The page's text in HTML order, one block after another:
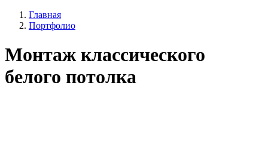
Главная
Портфолио
Монтаж классического
белого потолка